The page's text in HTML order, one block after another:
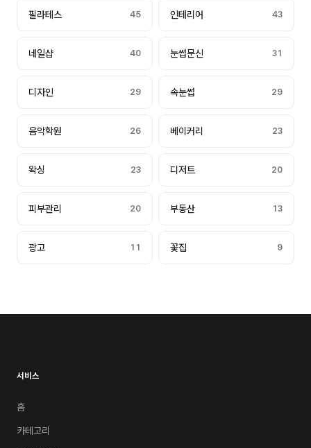
필라테스 45 인테리어 43
네일샵 40 눈썹문신 31
디자인 29 속눈썹 29
음악학원 26 베이커리 23
왁싱 23 디저트 20
피부관리 20 부동산 13
광고 11 꽃집 9
서비스
홈
카테고리